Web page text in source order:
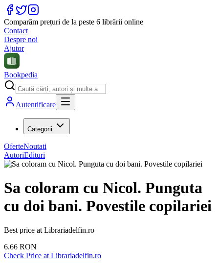
Comparăm prețuri de la peste 6 librării online
Contact
Despre noi
Ajutor
Bookpedia
Autentificare
Categorii
OferteNoutati
AutoriEdituri
Sa coloram cu Nicol. Punguta
cu doi bani. Povestile copilariei
Best price at Librariadelfin.ro
6.66 RON
Check Price at Librariadelfin.ro